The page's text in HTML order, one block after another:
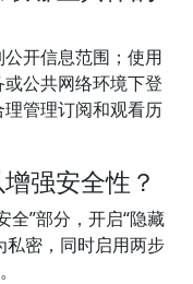
开信息范围；使用
公共网络环境下登
管理订阅和观看历
强安全性？
全”部分，开启“隐藏
私密，同时启用两步